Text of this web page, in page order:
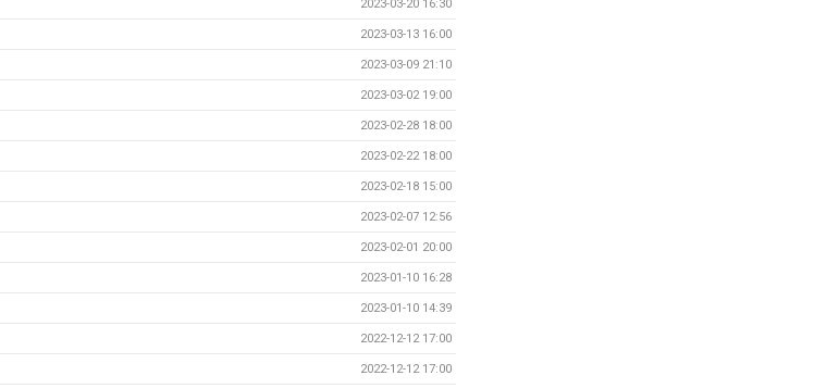
2023-03-20 16:30
2023-03-13 16:00
2023-03-09 21:10
2023-03-02 19:00
2023-02-28 18:00
2023-02-22 18:00
2023-02-18 15:00
2023-02-07 12:56
2023-02-01 20:00
2023-01-10 16:28
2023-01-10 14:39
2022-12-12 17:00
2022-12-12 17:00